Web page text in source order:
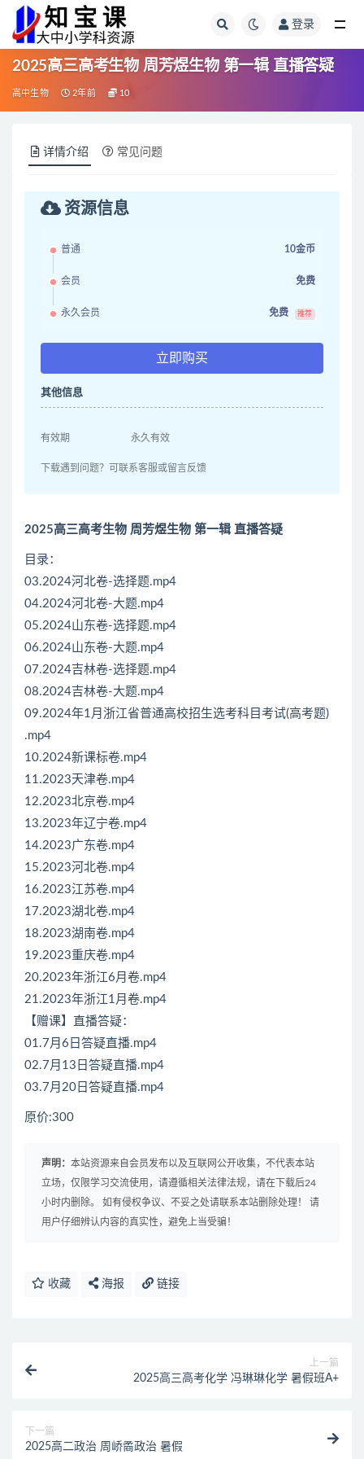
登录
2025高三高考生物 周芳煜生物 第一辑 直播答疑
高中生物 2年前 10
详情介绍 常见问题
资源信息
普通 10金币
会员 免费
永久会员 免费 推荐
立即购买
其他信息
有效期 永久有效
下载遇到问题？可联系客服或留言反馈
2025高三高考生物 周芳煜生物 第一辑 直播答疑
目录：
03.2024河北卷-选择题.mp4
04.2024河北卷-大题.mp4
05.2024山东卷-选择题.mp4
06.2024山东卷-大题.mp4
07.2024吉林卷-选择题.mp4
08.2024吉林卷-大题.mp4
09.2024年1月浙江省普通高校招生选考科目考试(高考题)
.mp4
10.2024新课标卷.mp4
11.2023天津卷.mp4
12.2023北京卷.mp4
13.2023年辽宁卷.mp4
14.2023广东卷.mp4
15.2023河北卷.mp4
16.2023江苏卷.mp4
17.2023湖北卷.mp4
18.2023湖南卷.mp4
19.2023重庆卷.mp4
20.2023年浙江6月卷.mp4
21.2023年浙江1月卷.mp4
【赠课】直播答疑：
01.7月6日答疑直播.mp4
02.7月13日答疑直播.mp4
03.7月20日答疑直播.mp4
原价:300
声明： 本站资源来自会员发布以及互联网公开收集，不代表本站
立场，仅限学习交流使用，请遵循相关法律法规，请在下载后24
小时内删除。 如有侵权争议、不妥之处请联系本站删除处理！ 请
用户仔细辨认内容的真实性，避免上当受骗！
收藏 海报 链接
上一篇
2025高三高考化学 冯琳琳化学 暑假班A+
下一篇
2025高二政治 周峤矞政治 暑假
全部